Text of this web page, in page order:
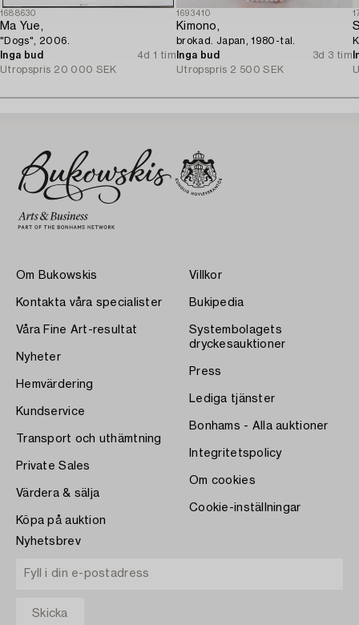
1688630
Ma Yue,
"Dogs", 2006.
Inga bud
4d 1 tim
Utropspris 20 000 SEK
1693410
Kimono,
brokad. Japan, 1980-tal.
Inga bud
3d 3 tim
Utropspris 2 500 SEK
Om Bukowskis
Kontakta våra specialister
Våra Fine Art-resultat
Nyheter
Hemvärdering
Kundservice
Transport och uthämtning
Private Sales
Värdera & sälja
Köpa på auktion
Villkor
Bukipedia
Systembolagets
dryckesauktioner
Press
Lediga tjänster
Bonhams - Alla auktioner
Integritetspolicy
Om cookies
Cookie-inställningar
Nyhetsbrev